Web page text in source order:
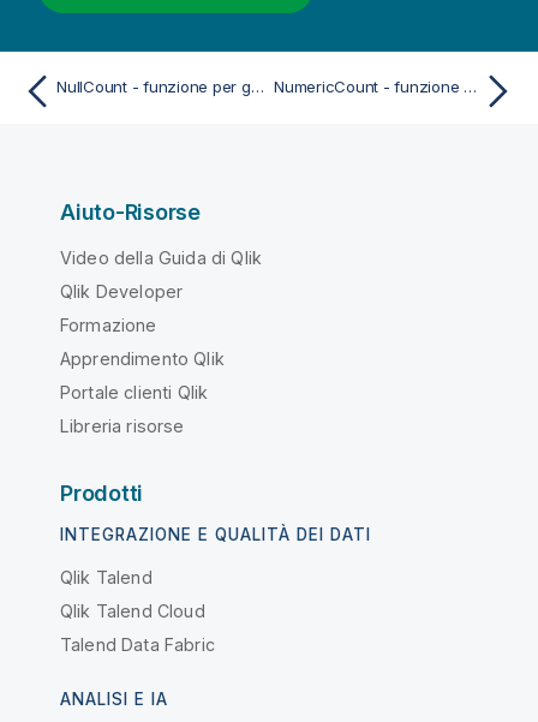
NullCount - funzione per grafici NumericCount - funzione per grafici
Aiuto-Risorse
Video della Guida di Qlik
Qlik Developer
Formazione
Apprendimento Qlik
Portale clienti Qlik
Libreria risorse
Prodotti
INTEGRAZIONE E QUALITÀ DEI DATI
Qlik Talend
Qlik Talend Cloud
Talend Data Fabric
ANALISI E IA